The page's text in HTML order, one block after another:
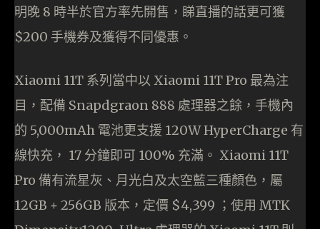
明晚 8 時半於官方率先開售，睇直播的話更可獲
$200 手機券及獲得不同優惠。
Xiaomi 11T 系列當中以 Xiaomi 11T Pro 最為注
目，配備 Snapdgraon 888 處理器之餘，手機內
的 5,000mAh 電池更支援 120W HyperCharge 有
線快充， 17 分鐘即可 100% 充滿。 Xiaomi 11T
Pro 備有流星灰、月光白及太空藍三種顏色，屬
12GB + 256GB 版本，定價 $4,399 ；使用 MTK